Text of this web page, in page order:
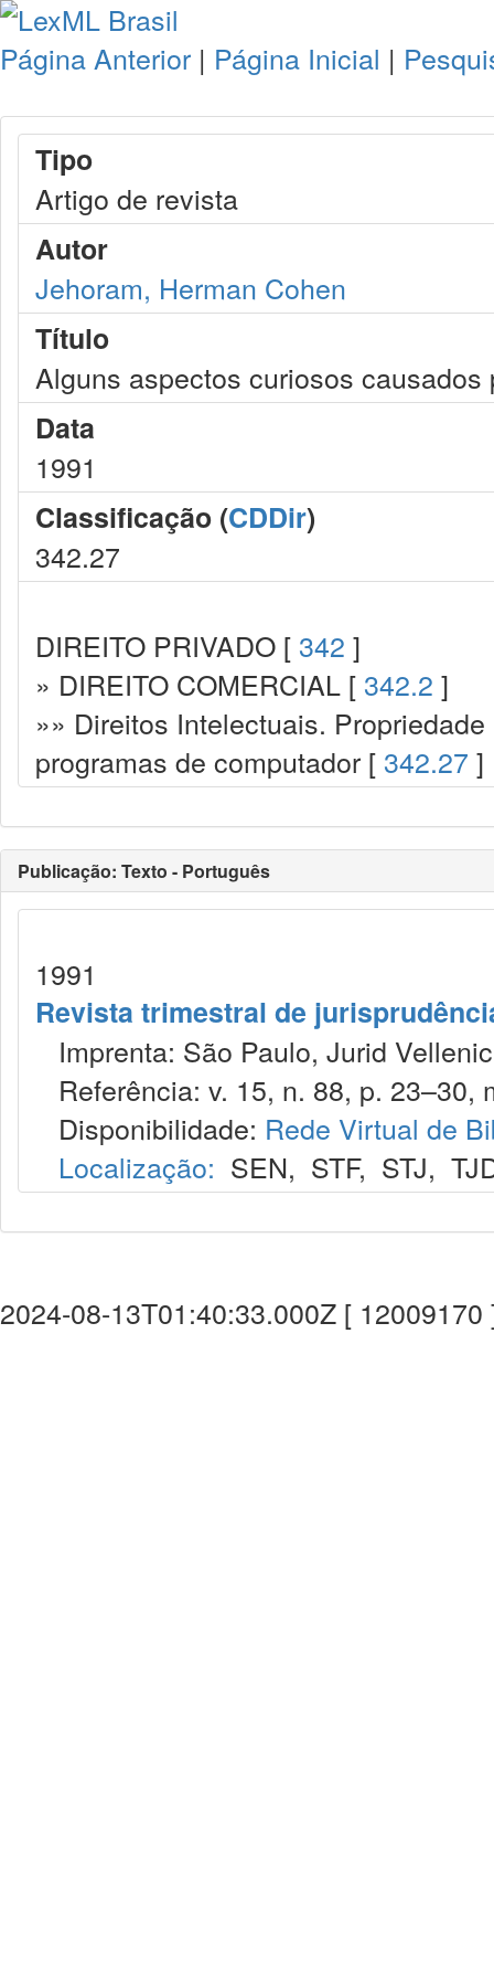
Página Anterior | Página Inicial |
Tipo
Artigo de revista
Autor
Jehoram, Herman Cohen
Título
Alguns aspectos curiosos
Data
1991
Classificação (CDDir)
342.27
DIREITO PRIVADO [ 342 ]
» DIREITO COMERCIAL [ 342.2 ]
»» Direitos Intelectuais.
programas de computador [ 342.27 ]
Publicação: Texto - Português
1991
Revista trimestral de
Imprenta: São Paulo, Jurid
Referência: v. 15, n. 88, p. 23–30,
Disponibilidade: Rede Virtual de
Localização: SEN, STF, STJ,
2024-08-13T01:40:33.000Z [ 12009170